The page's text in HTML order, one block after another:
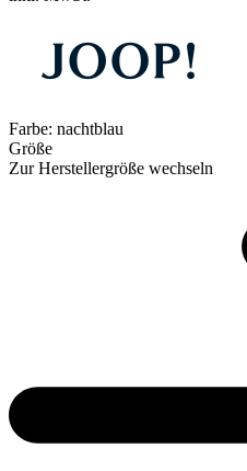
Farbe: nachtblau
Größe
Zur Herstellergröße wechseln